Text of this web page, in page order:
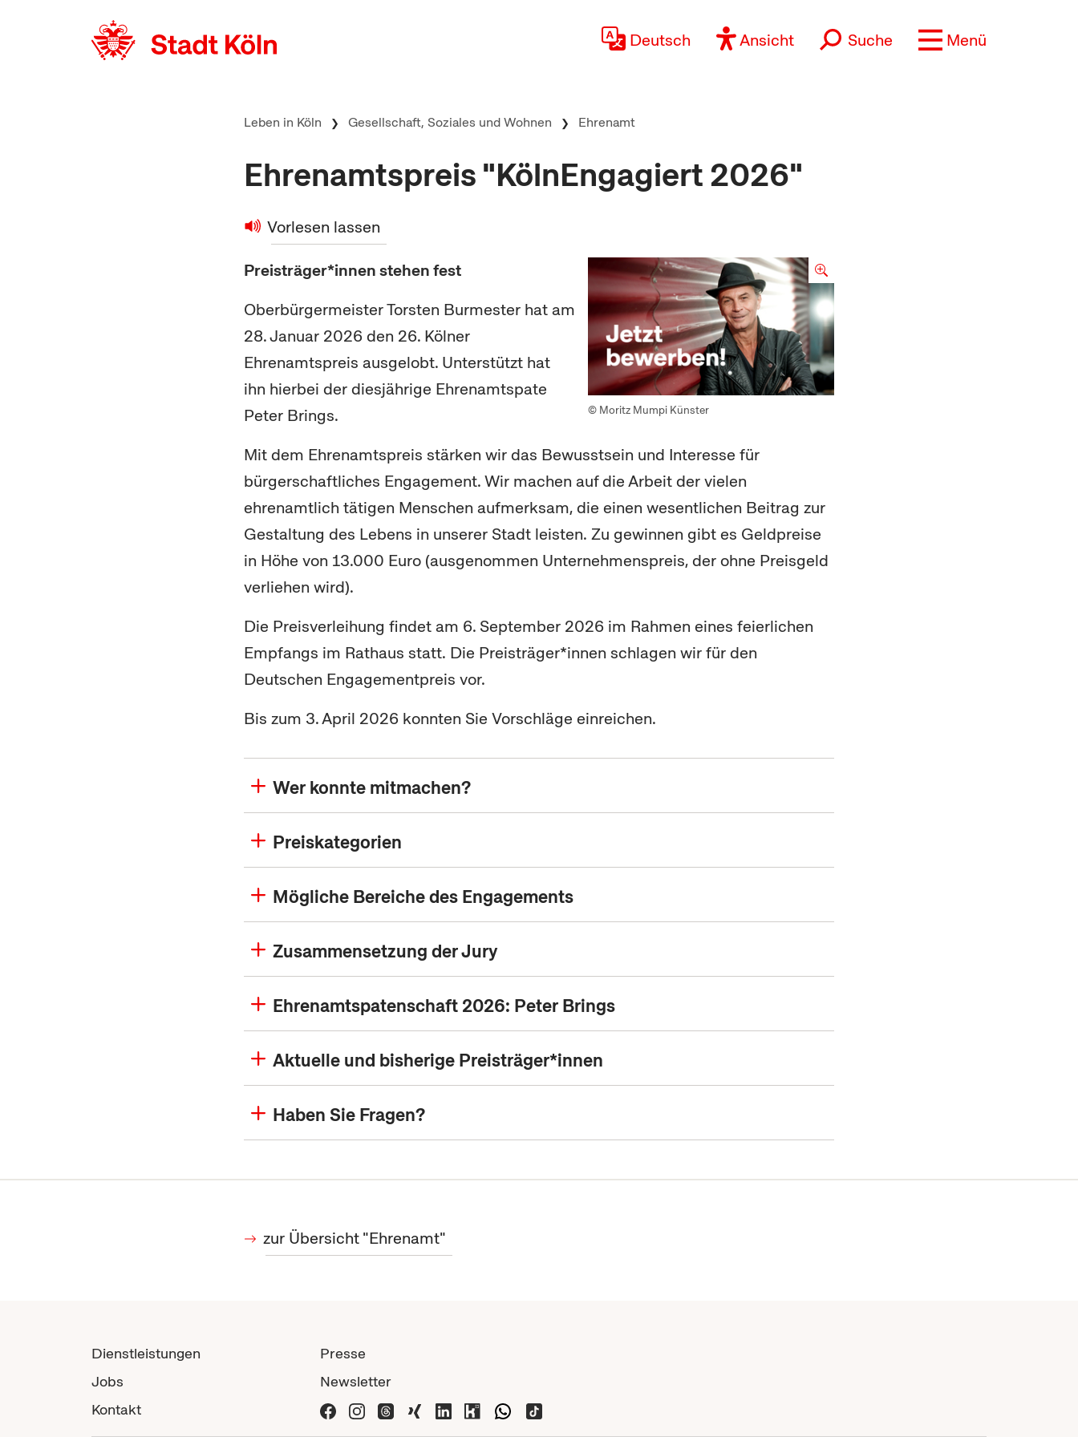
Deutsch
Ansicht Suche Menü
Leben in Köln Gesellschaft, Soziales und Wohnen Ehrenamt
Ehrenamtspreis "KölnEngagiert 2026"
Vorlesen lassen
© Moritz Mumpi Künster
Preisträger*innen stehen fest
Oberbürgermeister Torsten Burmester hat am
28. Januar 2026 den 26. Kölner
Ehrenamtspreis ausgelobt. Unterstützt hat
ihn hierbei der diesjährige Ehrenamtspate
Peter Brings.
Mit dem Ehrenamtspreis stärken wir das Bewusstsein und Interesse für
bürgerschaftliches Engagement. Wir machen auf die Arbeit der vielen
ehrenamtlich tätigen Menschen aufmerksam, die einen wesentlichen Beitrag zur
Gestaltung des Lebens in unserer Stadt leisten. Zu gewinnen gibt es Geldpreise
in Höhe von 13.000 Euro (ausgenommen Unternehmenspreis, der ohne Preisgeld
verliehen wird).
Die Preisverleihung findet am 6. September 2026 im Rahmen eines feierlichen
Empfangs im Rathaus statt. Die Preisträger*innen schlagen wir für den
Deutschen Engagementpreis vor.
Bis zum 3. April 2026 konnten Sie Vorschläge einreichen.
Wer konnte mitmachen?
Preiskategorien
Mögliche Bereiche des Engagements
Zusammensetzung der Jury
Ehrenamtspatenschaft 2026: Peter Brings
Aktuelle und bisherige Preisträger*innen
Haben Sie Fragen?
zur Übersicht "Ehrenamt"
Dienstleistungen
Jobs
Kontakt
Presse
Newsletter